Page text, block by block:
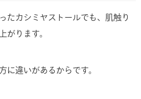
たカシミヤストールでも、肌触り
がります。
に違いがあるからです。